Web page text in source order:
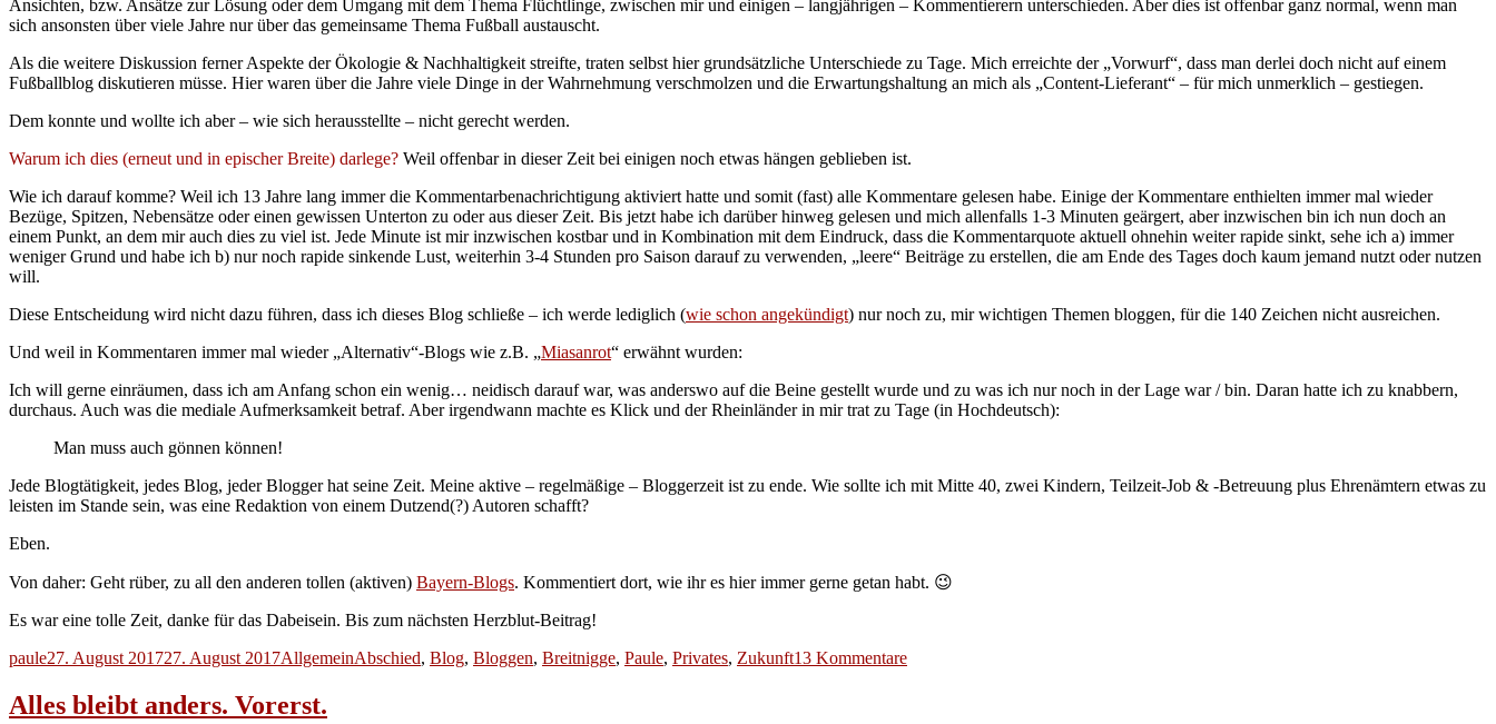
Ansichten, bzw. Ansätze zur Lösung oder dem Umgang mit dem Thema Flüchtlinge, zwischen mir und einigen – langjährigen – Kommentierern unterschieden. Aber dies ist offenbar ganz normal, wenn man
sich ansonsten über viele Jahre nur über das gemeinsame Thema Fußball austauscht.
Als die weitere Diskussion ferner Aspekte der Ökologie & Nachhaltigkeit streifte, traten selbst hier grundsätzliche Unterschiede zu Tage. Mich erreichte der „Vorwurf“, dass man derlei doch nicht auf einem
Fußballblog diskutieren müsse. Hier waren über die Jahre viele Dinge in der Wahrnehmung verschmolzen und die Erwartungshaltung an mich als „Content-Lieferant“ – für mich unmerklich – gestiegen.
Dem konnte und wollte ich aber – wie sich herausstellte – nicht gerecht werden.
Warum ich dies (erneut und in epischer Breite) darlege? Weil offenbar in dieser Zeit bei einigen noch etwas hängen geblieben ist.
Wie ich darauf komme? Weil ich 13 Jahre lang immer die Kommentarbenachrichtigung aktiviert hatte und somit (fast) alle Kommentare gelesen habe. Einige der Kommentare enthielten immer mal wieder
Bezüge, Spitzen, Nebensätze oder einen gewissen Unterton zu oder aus dieser Zeit. Bis jetzt habe ich darüber hinweg gelesen und mich allenfalls 1-3 Minuten geärgert, aber inzwischen bin ich nun doch an
einem Punkt, an dem mir auch dies zu viel ist. Jede Minute ist mir inzwischen kostbar und in Kombination mit dem Eindruck, dass die Kommentarquote aktuell ohnehin weiter rapide sinkt, sehe ich a) immer
weniger Grund und habe ich b) nur noch rapide sinkende Lust, weiterhin 3-4 Stunden pro Saison darauf zu verwenden, „leere“ Beiträge zu erstellen, die am Ende des Tages doch kaum jemand nutzt oder nutzen
will.
Diese Entscheidung wird nicht dazu führen, dass ich dieses Blog schließe – ich werde lediglich (wie schon angekündigt) nur noch zu, mir wichtigen Themen bloggen, für die 140 Zeichen nicht ausreichen.
Und weil in Kommentaren immer mal wieder „Alternativ“-Blogs wie z.B. „Miasanrot“ erwähnt wurden:
Ich will gerne einräumen, dass ich am Anfang schon ein wenig… neidisch darauf war, was anderswo auf die Beine gestellt wurde und zu was ich nur noch in der Lage war / bin. Daran hatte ich zu knabbern,
durchaus. Auch was die mediale Aufmerksamkeit betraf. Aber irgendwann machte es Klick und der Rheinländer in mir trat zu Tage (in Hochdeutsch):
Man muss auch gönnen können!
Jede Blogtätigkeit, jedes Blog, jeder Blogger hat seine Zeit. Meine aktive – regelmäßige – Bloggerzeit ist zu ende. Wie sollte ich mit Mitte 40, zwei Kindern, Teilzeit-Job & -Betreuung plus Ehrenämtern etwas zu
leisten im Stande sein, was eine Redaktion von einem Dutzend(?) Autoren schafft?
Eben.
Von daher: Geht rüber, zu all den anderen tollen (aktiven) Bayern-Blogs. Kommentiert dort, wie ihr es hier immer gerne getan habt. 😉
Es war eine tolle Zeit, danke für das Dabeisein. Bis zum nächsten Herzblut-Beitrag!
Autor
pauleVeröffentlicht
27. August 201727. August 2017Kategorien
AllgemeinSchlagwörter
Abschied, Blog, Bloggen, Breitnigge, Paule, Privates, Zukunft13 Kommentarezu
Alles bleibt anders. Vorerst.